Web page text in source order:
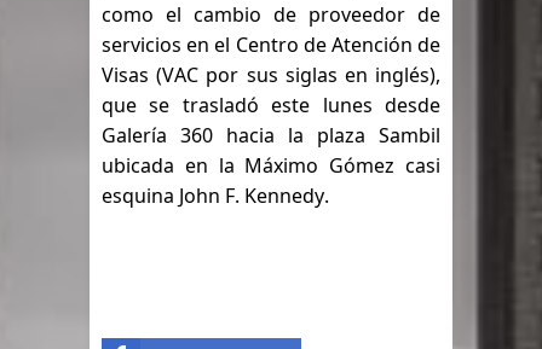
Congreso
Presidente LMD Víctor D´Aza
supervisa obra relleno sanitario y se
reúne con alcalde San Cristóbal
Heridos y edificios colapsados tras
como el cambio de proveedor de
servicios en el Centro de Atención de
Visas (VAC por sus siglas en inglés),
que se trasladó este lunes desde
Galería 360 hacia la plaza Sambil
ubicada en la Máximo Gómez casi
esquina John F. Kennedy.